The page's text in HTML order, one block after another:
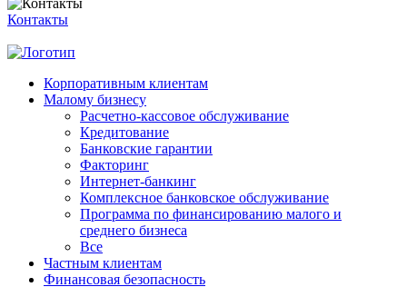
Контакты
Корпоративным клиентам
Малому бизнесу
Расчетно-кассовое обслуживание
Кредитование
Банковские гарантии
Факторинг
Интернет-банкинг
Комплексное банковское обслуживание
Программа по финансированию малого и
среднего бизнеса
Все
Частным клиентам
Финансовая безопасность